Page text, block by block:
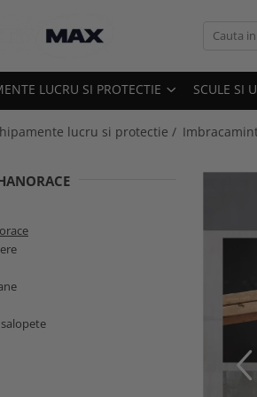
LUCRU SI PROTECTIE SCULE SI
lucru si protectie /